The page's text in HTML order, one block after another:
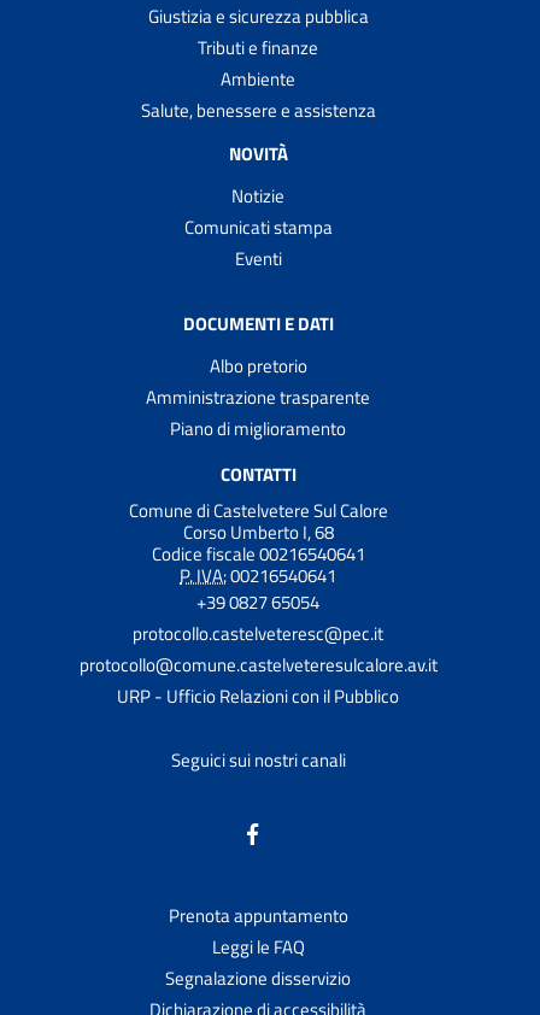
Giustizia e sicurezza pubblica
Tributi e finanze
Ambiente
Salute, benessere e assistenza
NOVITÀ
Notizie
Comunicati stampa
Eventi
DOCUMENTI E DATI
Albo pretorio
Amministrazione trasparente
Piano di miglioramento
CONTATTI
Comune di Castelvetere Sul Calore
Corso Umberto I, 68
Codice fiscale 00216540641
P. IVA:00216540641
+39 0827 65054
protocollo.castelveteresc@pec.it
protocollo@comune.castelveteresulcalore.av.it
URP - Ufficio Relazioni con il Pubblico
Seguici sui nostri canali
Prenota appuntamento
Leggi le FAQ
Segnalazione disservizio